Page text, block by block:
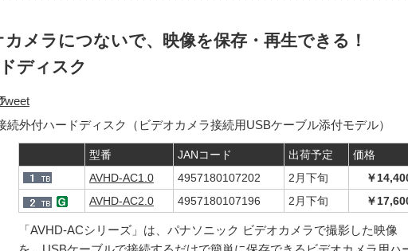
メラにつないで、映像を保存・再生できる！
ディスク
続外付ハードディスク（ビデオカメラ接続用USBケーブル添付モデル）
型番 JANコード 出荷予定
価格
AVHD-AC1.0
4957180107202 2月下旬
￥
AVHD-AC2.0
4957180107196 2月下旬 ￥
「AVHD-ACシリーズ」は、パナソニック ビデオカメラで撮影した映像